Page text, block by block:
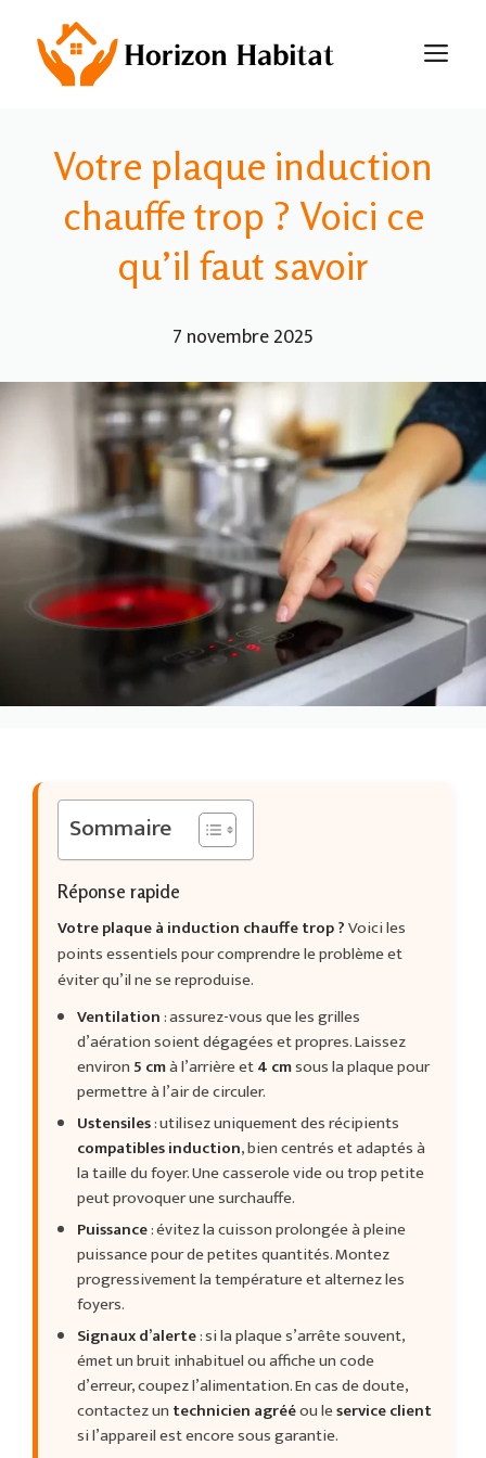
contenu
Votre plaque induction
chauffe trop ? Voici ce
qu’il faut savoir
7 novembre 2025
Sommaire
Réponse rapide
Votre plaque à induction chauffe trop ?Voici les
points essentiels pour comprendre le problème et
éviter qu’il ne se reproduise.
Ventilation: assurez-vous que les grilles
d’aération soient dégagées et propres. Laissez
environ 5 cmà l’arrière et4 cmsous la plaque pour
permettre à l’air de circuler.
Ustensiles: utilisez uniquement des récipients
compatibles induction, bien centrés et adaptés à
la taille du foyer. Une casserole vide ou trop petite
peut provoquer une surchauffe.
Puissance: évitez la cuisson prolongée à pleine
puissance pour de petites quantités. Montez
progressivement la température et alternez les
foyers.
Signaux d’alerte: si la plaque s’arrête souvent,
émet un bruit inhabituel ou affiche un code
d’erreur, coupez l’alimentation. En cas de doute,
contactez un technicien agrééou leservice client
si l’appareil est encore sous garantie.